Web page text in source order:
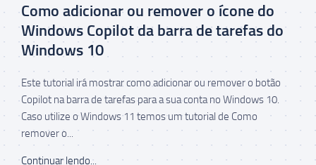
Como adicionar ou remover o ícone do
Windows Copilot da barra de tarefas do
Windows 10
Este tutorial irá mostrar como adicionar ou remover o botão
Copilot na barra de tarefas para a sua conta no Windows 10.
Caso utilize o Windows 11 temos um tutorial de Como
remover o...
Continuar lendo...